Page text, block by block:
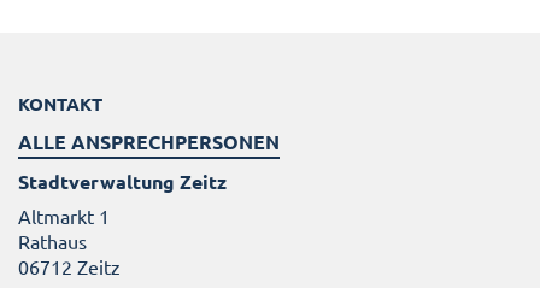
KONTAKT
ALLE ANSPRECHPERSONEN
Stadtverwaltung Zeitz
Altmarkt 1
Rathaus
06712 Zeitz